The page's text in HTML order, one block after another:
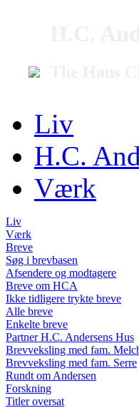
Liv
H.C.
Værk
Liv
Værk
Breve
Søg i brevbasen
Afsendere og modtagere
Breve om HCA
Ikke tidligere trykte breve
Alle breve
Enkelte breve
Partner H.C. Andersens Hus
Brevveksling med fam.
Brevveksling med fam. Serre
Rundt om Andersen
Forskning
Titler oversat